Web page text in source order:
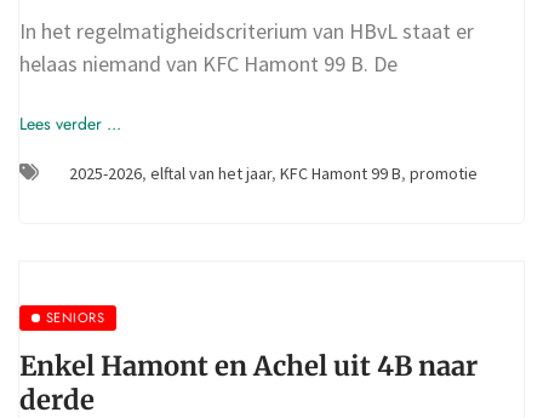
In het regelmatigheidscriterium van HBvL staat er
helaas niemand van KFC Hamont 99 B. De
Lees verder ...
2025-2026, elftal van het jaar, KFC Hamont 99 B, promotie
SENIORS
Enkel Hamont en Achel uit 4B naar
derde